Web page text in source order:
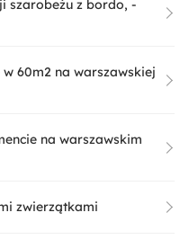
szarobeżu z bordo, -
w 60m2 na warszawskiej
na warszawskim
zwierzątkami